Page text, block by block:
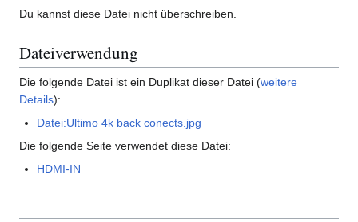
Du kannst diese Datei nicht überschreiben.
Dateiverwendung
Die folgende Datei ist ein Duplikat dieser Datei (weitere
Details):
Datei:Ultimo 4k back conects.jpg
Die folgende Seite verwendet diese Datei:
HDMI-IN